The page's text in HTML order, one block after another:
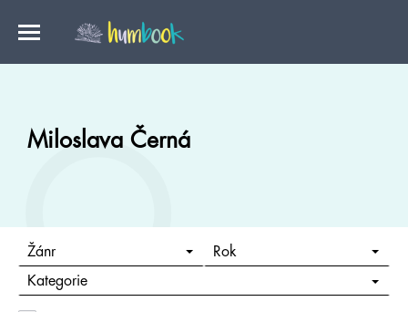
Miloslava Černá
Žánr Rok
Kategorie